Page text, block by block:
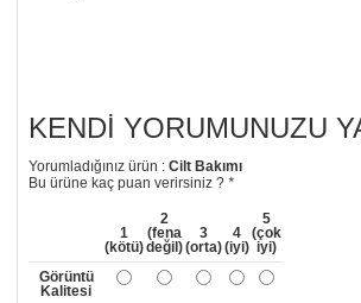
KENDI YORUMUNUZU
Yorumladığınız ürün :Cilt Bakımı
Bu ürüne kaç puan verirsiniz ?*
1
(kötü)
2
(fena
değil)
3
(orta)
4
(iyi)
5
(çok
iyi)
Görüntü
Kalitesi